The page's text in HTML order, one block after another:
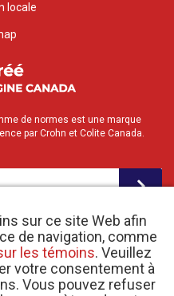
sur ce site Web afin
de navigation, comme
les témoins. Veuillez
votre consentement à
Vous pouvez refuser
locale
de normes est une marque
par Crohn et Colite Canada.